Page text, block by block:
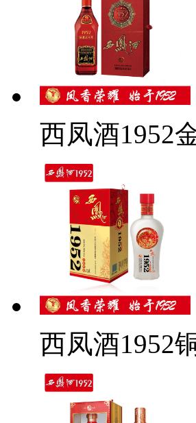
西凤酒1952
西凤酒1952